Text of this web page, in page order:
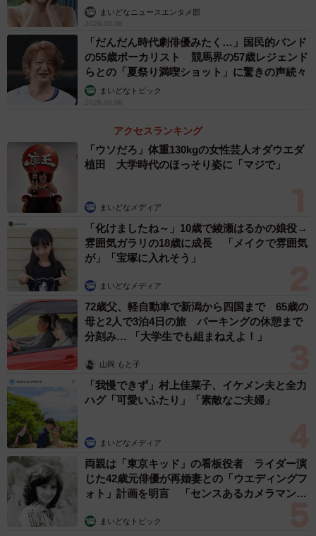
まいどなニュースエンタメ部
2026.08.08
「だんだん時代劇俳優みたく…」国民的バンド
の55歳ボーカリスト 競馬界の57歳レジェンド
らとの「夏祭り満喫ショット」に驚きの声続々
まいどなトピック
2026.08.08
アクセスランキング
「ウソだろ」体重130kgの女性芸人オダウエダ
植田 大学時代のほっそり姿に「マジで」
まいどなメディア
「化けましたね～」10歳で綾瀬はるかの娘役→
雰囲気ガラリの18歳に成長 「メイクで雰囲気
が」「宝塚に入れそう」
まいどなメディア
72歳父、軽自動車で新潟から四国まで 65歳の
母と2人で3泊4日の旅 パーキングの休憩まで
分刻み… 「大学生でも組まねえよ！」
山岡 もと子
「我慢できず」村上佳菜子、イケメン夫と全力
ハグ「可愛いふたり」「素敵なご夫婦」
まいどなメディア
両親は「東京キッド」の看板役者 ライダー演
じた42歳元俳優が再婚妻との「ウエディングフ
ォト」計画を明言 「センスあるカメラマン求
まいどなトピック